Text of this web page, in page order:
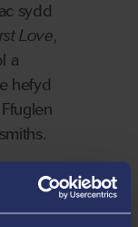
sydd
Love,
a
hefyd
sydd wedi